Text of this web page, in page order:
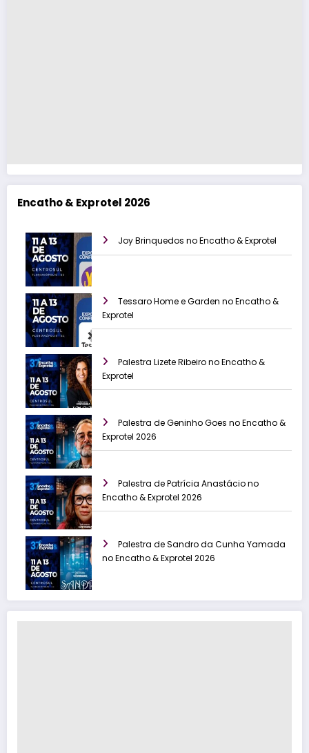
Encatho & Exprotel 2026
Joy Brinquedos no Encatho & Exprotel
Tessaro Home e Garden no Encatho &
Exprotel
Palestra Lizete Ribeiro no Encatho &
Exprotel
Palestra de Geninho Goes no Encatho &
Exprotel 2026
Palestra de Patrícia Anastácio no
Encatho & Exprotel 2026
Palestra de Sandro da Cunha Yamada
no Encatho & Exprotel 2026